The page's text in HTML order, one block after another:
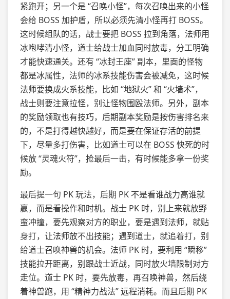
紧跑开；另一个是 “召唤小怪”，每次召唤出来的小怪
会给 BOSS 加护盾，所以必须先清小怪再打 BOSS。
这时候组队的话，战士要把 BOSS 拉到角落，法师用
冰咆哮清小怪，道士给战士加血同时放毒，分工明确
才能快速通关。还有 “冰封王座” 副本，里面的怪物
都是冰属性，法师的冰系技能伤害会被减免，这时候
法师要换成火系技能，比如 “地狱火” 和 “火墙术”，
战士则要注意拉怪，别让怪物围殴法师。另外，副本
的奖励领取也有技巧，后期副本奖励是按伤害排名来
的，不是打得越快越好，而是要在保证存活的前提
下，尽量多打伤害，比如道士可以在 BOSS 快死的时
候放 “灵魂火符”，抢最后一击，有时候能多拿一份奖
励。
最后提一句 PK 玩法，后期 PK 不是看谁战力高谁就
赢，而是看操作和时机。战士 PK 时，别上来就放野
蛮冲撞，要先观察对方的职业，要是遇到法师，就贴
身打，让法师放不出技能；遇到道士，就追着打，别
给道士召唤神兽的机会。法师 PK 时，要利用 “瞬移”
技能拉开距离，别跟战士近战，同时放火墙限制对方
走位。道士 PK 时，要先放毒，再召唤神兽，然后绕
着神兽跑，用 “精神力战法” 远程消耗。而且后期 PK